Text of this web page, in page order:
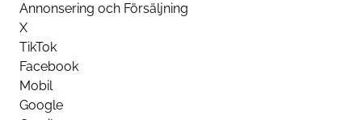
Annonsering och Försäljning
X
TikTok
Facebook
Mobil
Google